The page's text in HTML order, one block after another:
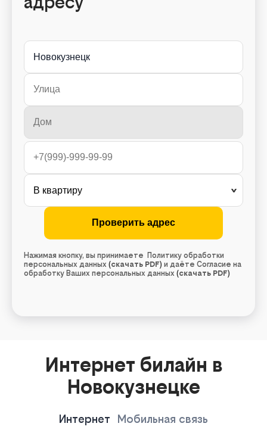
Новокузнецк
Нажимая кнопку, вы принимаете Политику обработки
персональных данных (скачать PDF) и даёте Согласие на
обработку Ваших персональных данных (скачать PDF)
Интернет билайн в
Новокузнецке
Интернет Мобильная связь